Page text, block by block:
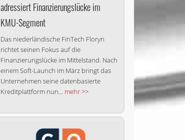
adressiert Finanzierungslücke im
KMU-Segment
Das niederländische FinTech Floryn
richtet seinen Fokus auf die
Finanzierungslücke im Mittelstand. Nach
einem Soft-Launch im März bringt das
Unternehmen seine datenbasierte
Kreditplattform nun... mehr >>